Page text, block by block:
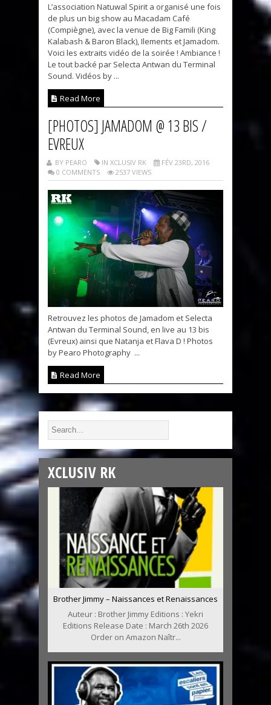
L’association Natuwal Spirit a organisé une fois
de plus un big show au Macadam Café
(Compiègne), avec la venue de Big Famili (King
Kalabash & Baron Black), Ilements et Jamadom.
Voici les extraits vidéo de la soirée ! Ambiance !
Le tout backé par Selecta Antwan du Terminal
Sound. Vidéos by ...
Read More
[PHOTOS] JAMADOM @ 13 BIS /
EVREUX
BY PEARO IN XCLUSIV RK
FÉV 23RD, 2016
0 COMMENTS
2537 VIEWS
Retrouvez les photos de Jamadom et Selecta
Antwan du Terminal Sound, en live au 13 bis
(Evreux) ainsi que Natanja et Flava D ! Photos
by Pearo Photography ...
Read More
XCLUSIV RK
Brother Jimmy – Naissances et Renaissances
Auteur : Brother Jimmy Editions : Yekri
Editions Release Date : March 26th 2026
Order on Amazon Naîtr...